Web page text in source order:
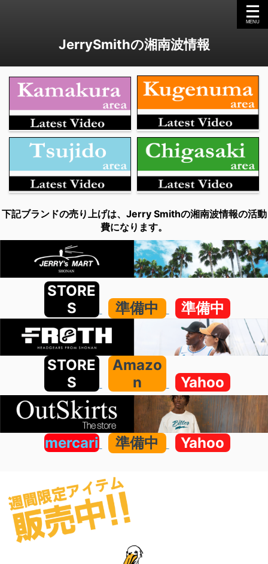
JerrySmithの湘南波情報
下記ブランドの売り上げは、Jerry Smithの湘南波情報の活動
費になります。
STORE
S
準備中 準備中
STORE
S
Amazo
n
Yahoo
mercari 準備中 Yahoo